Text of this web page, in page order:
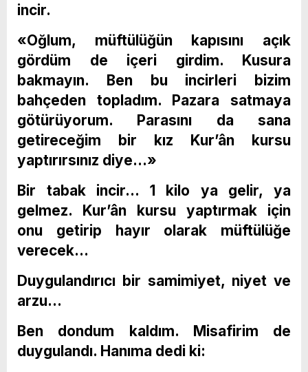
incir.
«Oğlum, müftülüğün kapısını açık
gördüm de içeri girdim. Kusura
bakmayın. Ben bu incirleri bizim
bahçeden topladım. Pazara satmaya
götürüyorum. Parasını da sana
getireceğim bir kız Kur’ân kursu
yaptırırsınız diye…»
Bir tabak incir… 1 kilo ya gelir, ya
gelmez. Kur’ân kursu yaptırmak için
onu getirip hayır olarak müftülüğe
verecek…
Duygulandırıcı bir samimiyet, niyet ve
arzu…
Ben dondum kaldım. Misafirim de
duygulandı. Hanıma dedi ki: